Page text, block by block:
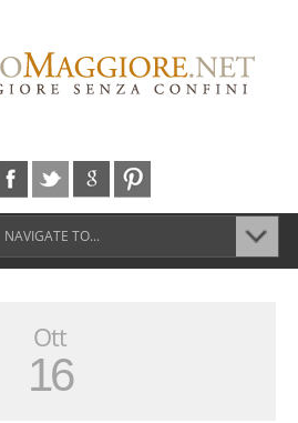
NAVIGATE TO...
Ott
16